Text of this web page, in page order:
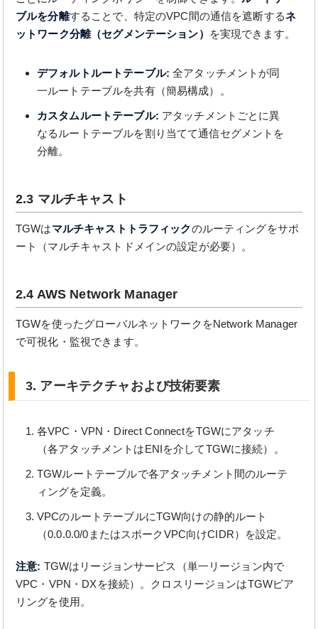
ブルを分離することで、特定のVPC間の通信を遮断するネ
ットワーク分離（セグメンテーション）
を実現できます。
デフォルトルートテーブル: 全アタッチメントが同
一ルートテーブルを共有（簡易構成）。
カスタムルートテーブル: アタッチメントごとに異
なるルートテーブルを割り当てて通信セグメントを
分離。
2.3 マルチキャスト
TGWはマルチキャストトラフィックのルーティングをサポ
ート（マルチキャストドメインの設定が必要）。
2.4 AWS Network Manager
TGWを使ったグローバルネットワークをNetwork Manager
で可視化・監視できます。
3. アーキテクチャおよび技術要素
各VPC・VPN・Direct ConnectをTGWにアタッチ
（各アタッチメントはENIを介してTGWに接続）。
TGWルートテーブルで各アタッチメント間のルーテ
ィングを定義。
VPCのルートテーブルにTGW向けの静的ルート
（0.0.0.0/0またはスポークVPC向けCIDR）を設定。
注意: TGWはリージョンサービス（単一リージョン内で
VPC・VPN・DXを接続）。クロスリージョンはTGWピア
リングを使用。